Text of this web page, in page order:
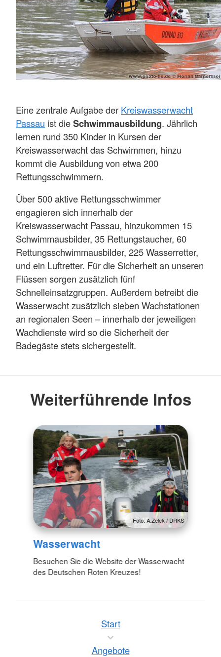
Eine zentrale Aufgabe der Kreiswasserwacht
Passau ist dieSchwimmausbildung. Jährlich
lernen rund 350 Kinder in Kursen der
Kreiswasserwacht das Schwimmen, hinzu
kommt die Ausbildung von etwa 200
Rettungsschwimmern.
Über 500 aktive Rettungsschwimmer
engagieren sich innerhalb der
Kreiswasserwacht Passau, hinzukommen 15
Schwimmausbilder, 35 Rettungstaucher, 60
Rettungsschwimmausbilder, 225 Wasserretter,
und ein Luftretter. Für die Sicherheit an unseren
Flüssen sorgen zusätzlich fünf
Schnelleinsatzgruppen. Außerdem betreibt die
Wasserwacht zusätzlich sieben Wachstationen
an regionalen Seen – innerhalb der jeweiligen
Wachdienste wird so die Sicherheit der
Badegäste stets sichergestellt.
Weiterführende Infos
Foto: A.Zelck / DRKS
Wasserwacht
Besuchen Sie die Website der Wasserwacht
des Deutschen Roten Kreuzes!
Start
Angebote